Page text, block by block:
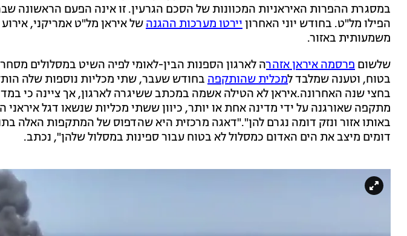
במסגרת ההפרות האיראניות המכוונות של הסכם הגרעין. זו אינה הפעם הראשונה
הפילו מל"ט. בחודש יוני האחרוןיירטו מערכות ההגנהשל איראן מל"ט אמריקני,
משמעותית באזור.
שלשום פרסמה איראן אזהרה לארגון הספנות הבין-לאומי לפיה השיט במסלולים
בטוח, וטענה שמלבד למכלית שהותקפה בחודש שעבר, שתי מכליות נוספות שלה
בחצי שנה האחרונה.איראן לא הטילה אשמה במכתב ששיגרה לארגון, אך ציינה כי
מתקפה שאורגנה על ידי מדינה אחת או יותר, כיוון ששתי מכליות שנשאו דגל איראני
באותו אזור ונזק דומה נגרם להן"."דאגה מרכזית היא שהדפוס של המתקפות האלה
דומים מיצב את הים האדום כמסלול לא בטוח עבור ספינות במסלול שלהן", נכתב.